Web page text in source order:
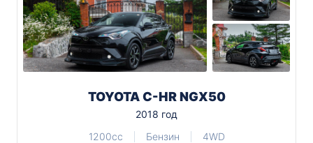
TOYOTA C-HR NGX50
2018 год
1200cc
Бензин 4WD